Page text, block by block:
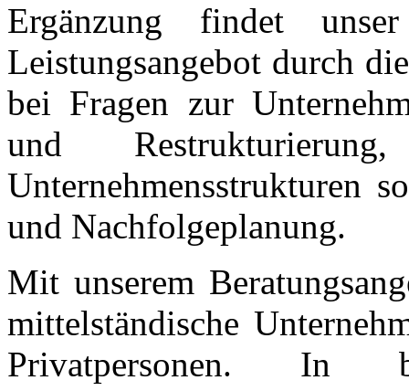
Ergänzung findet
Leistungsangebot durch
bei Fragen zur
und
Unternehmensstrukturen
und Nachfolgeplanung.
Mit unserem
mittelständische
Privatpersonen. In